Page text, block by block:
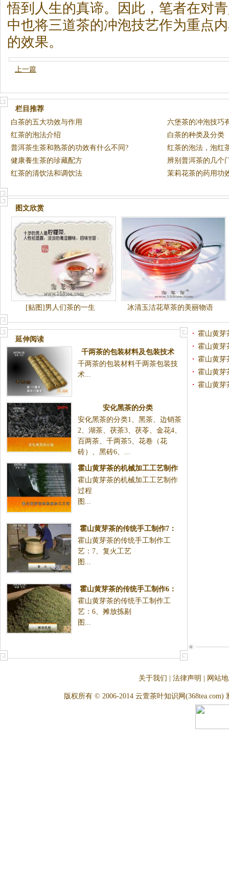
悟到人生的真谛。因此，笔者在对
中也将三道茶的冲泡技艺作为重点
的效果。
上一篇
栏目推荐
白茶的五大功效与作用
六堡茶的冲泡技巧
红茶的泡法介绍
白茶的种类及分类
普洱茶生茶和熟茶的功效有什么不同?
红茶的泡法，泡红
健康養生茶的珍藏配方
辨别普洱茶的几个
红茶的清饮法和调饮法
茉莉花茶的药用功
图文欣赏
[贴图]男人们茶的一生 冰清玉洁花草茶的美丽物语
延伸阅读
千两茶的包装材料及包装技术
千两茶的包装材料千两茶包装技
术...
安化黑茶的分类
安化黑茶的分类1、黑茶、边销茶
2、湖茶、茯茶3、茯苓、金花4、
百两茶、千两茶5、花卷（花
砖）、黑砖6、...
霍山黄芽茶的机械加工工艺制作
过程图
霍山黄芽茶的机械加工工艺制作
过程
图...
霍山黄芽茶的传统手工制作7：
复火工艺
霍山黄芽茶的传统手工制作工
艺：7、复火工艺
图...
霍山黄芽茶的传统手工制作6：
摊放拣剔
霍山黄芽茶的传统手工制作工
艺：6、摊放拣剔
图...
霍山黄芽
霍山黄芽
霍山黄芽
霍山黄芽
霍山黄芽
关于我们 法律声明 网站
版权所有 © 2006-2014 云萱茶叶知识网